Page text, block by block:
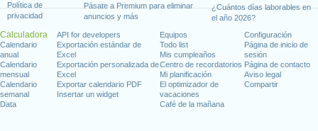
Política de
privacidad
Pásate a Premium para eliminar
anuncios y más
¿Cuántos días laborables en
el año 2026?
Calculadora
Calendario
anual
Calendario
mensual
Calendario
semanal
Data
API for developers
Exportación estándar de
Excel
Exportación personalizada de
Excel
Exportar calendario PDF
Insertar un widget
Equipos
Todo list
Mis cumpleaños
Centro de recordatorios
Mi planificación
El optimizador de
vacaciones
Café de la mañana
Configuración
Página de inicio de
sesión
Página de contacto
Aviso legal
Compartir